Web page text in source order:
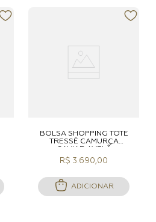
BOLSA SHOPPING TOTE
TRESSÊ CAMURÇA
CAVIAR AVELÃ
R$ 3.690,00
ADICIONAR